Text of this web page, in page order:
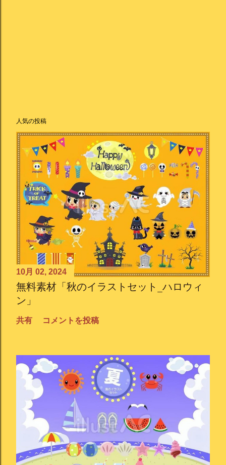
人気の投稿
10月 02, 2024
無料素材「秋のイラストセット_ハロウィ
ン」
共有 コメントを投稿